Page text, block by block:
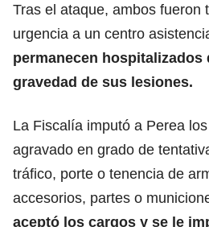
Tras el ataque, ambos fueron
urgencia a un centro
permanecen hospitalizados
gravedad de sus lesiones.
La Fiscalía imputó a Perea
agravado en grado de
tráfico, porte o tenencia de
accesorios, partes o
aceptó los cargos y se le